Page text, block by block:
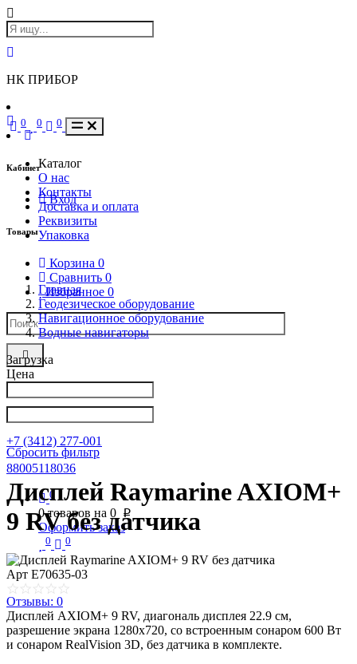
НК ПРИБОР
Кабинет
Вход
Товары
Корзина 0
Сравнить 0
Избранное 0
Написать в Телеграм
+7 (3412) 277-001
88005118036
0
0 товаров на 0 p
Оформить заказ
0 0
0 0 0
Каталог
О нас
Контакты
Доставка и оплата
Реквизиты
Упаковка
Главная
Геодезическое оборудование
Навигационное оборудование
Водные навигаторы
Загрузка
Цена
Сбросить фильтр
Дисплей Raymarine AXIOM+
9 RV без датчика
Арт E70635-03
Отзывы: 0
Дисплей AXIOM+ 9 RV, диагональ дисплея 22.9 см,
разрешение экрана 1280х720, со встроенным сонаром 600 Вт
и сонаром RealVision 3D, без датчика в комплекте.